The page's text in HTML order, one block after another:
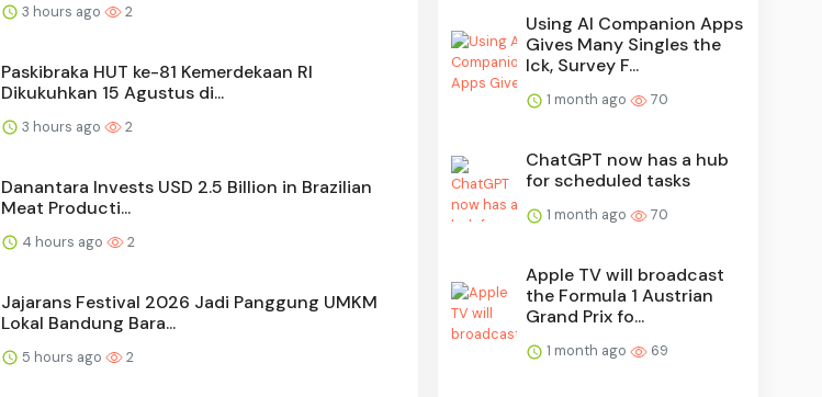
3 hours ago 2
Paskibraka HUT ke-81 Kemerdekaan RI
Dikukuhkan 15 Agustus di...
3 hours ago 2
Danantara Invests USD 2.5 Billion in Brazilian
Meat Producti...
4 hours ago 2
Jajarans Festival 2026 Jadi Panggung UMKM
Lokal Bandung Bara...
5 hours ago 2
Using AI Companion Apps
Gives Many Singles the
Ick, Survey F...
1 month ago 70
ChatGPT now has a hub
for scheduled tasks
1 month ago 70
Apple TV will broadcast
the Formula 1 Austrian
Grand Prix fo...
1 month ago 69